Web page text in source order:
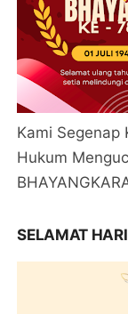
Kami Segenap
Hukum
SELAMAT